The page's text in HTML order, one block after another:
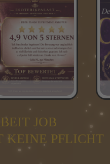
JOB
KEINE PFLICHT